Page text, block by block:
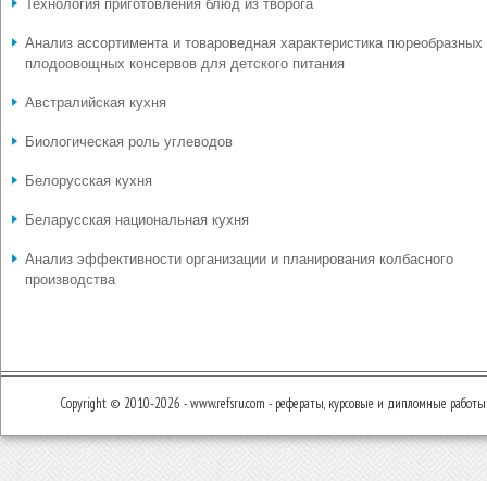
Технология приготовления блюд из творога
Анализ ассортимента и товароведная характеристика пюреобразных
плодоовощных консервов для детского питания
Австралийская кухня
Биологическая роль углеводов
Белорусская кухня
Беларусская национальная кухня
Анализ эффективности организации и планирования колбасного
производства
Copyright © 2010-2026 - www.refsru.com - рефераты, курсовые и дипломные работы